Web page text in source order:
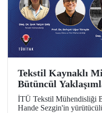
Tekstil Kaynaklı
Bütüncül
Azaltım
TÜBİTAK Desteği
İTÜ Tekstil Mühendisliği
Hande Sezgin'in